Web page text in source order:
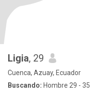
Ligia, 29
Cuenca, Azuay, Ecuador
Buscando: Hombre 29 - 35